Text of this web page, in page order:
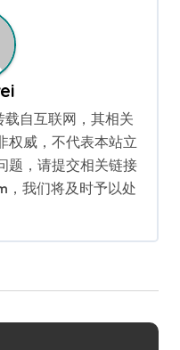
载自互联网，其相关
权威，不代表本站立
题，请提交相关链接
，我们将及时予以处